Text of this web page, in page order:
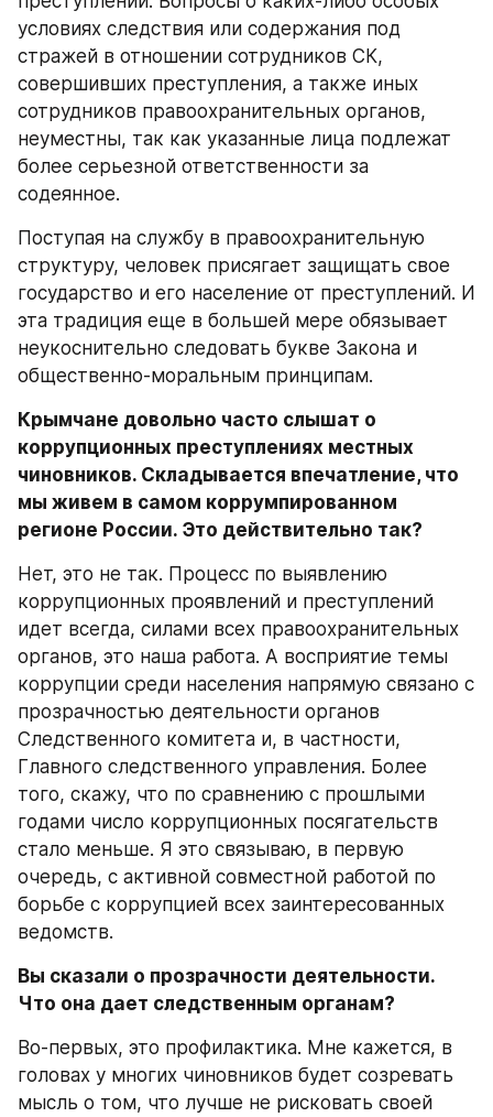
условиях следствия или содержания под
стражей в отношении сотрудников СК,
совершивших преступления, а также иных
сотрудников правоохранительных органов,
неуместны, так как указанные лица подлежат
более серьезной ответственности за
содеянное.
Поступая на службу в правоохранительную
структуру, человек присягает защищать свое
государство и его население от преступлений. И
эта традиция еще в большей мере обязывает
неукоснительно следовать букве Закона и
общественно-моральным принципам.
Крымчане довольно часто слышат о
коррупционных преступлениях местных
чиновников. Складывается впечатление, что
мы живем в самом коррумпированном
регионе России. Это действительно так?
Нет, это не так. Процесс по выявлению
коррупционных проявлений и преступлений
идет всегда, силами всех правоохранительных
органов, это наша работа. А восприятие темы
коррупции среди населения напрямую связано с
прозрачностью деятельности органов
Следственного комитета и, в частности,
Главного следственного управления. Более
того, скажу, что по сравнению с прошлыми
годами число коррупционных посягательств
стало меньше. Я это связываю, в первую
очередь, с активной совместной работой по
борьбе с коррупцией всех заинтересованных
ведомств.
Вы сказали о прозрачности деятельности.
Что она дает следственным органам?
Во-первых, это профилактика. Мне кажется, в
головах у многих чиновников будет созревать
мысль о том, что лучше не рисковать своей